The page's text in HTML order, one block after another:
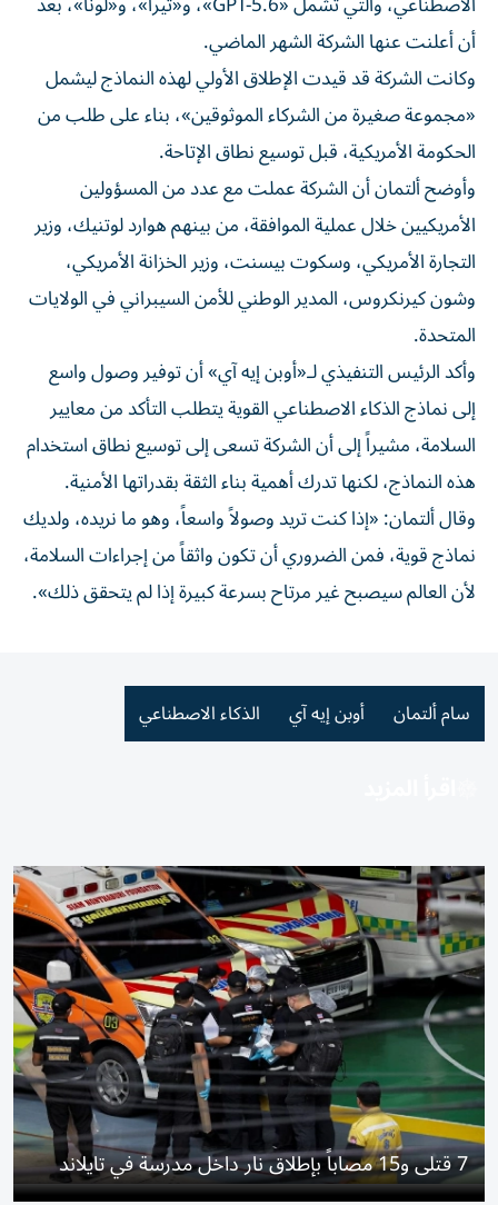
أن أعلنت عنها الشركة الشهر الماضي.
وكانت الشركة قد قيدت الإطلاق الأولي لهذه النماذج ليشمل
«مجموعة صغيرة من الشركاء الموثوقين»، بناء على طلب من
الحكومة الأمريكية، قبل توسيع نطاق الإتاحة.
وأوضح ألتمان أن الشركة عملت مع عدد من المسؤولين
الأمريكيين خلال عملية الموافقة، من بينهم هوارد لوتنيك، وزير
التجارة الأمريكي، وسكوت بيسنت، وزير الخزانة الأمريكي،
وشون كيرنكروس، المدير الوطني للأمن السيبراني في الولايات
المتحدة.
وأكد الرئيس التنفيذي لـ«أوبن إيه آي» أن توفير وصول واسع
إلى نماذج الذكاء الاصطناعي القوية يتطلب التأكد من معايير
السلامة، مشيراً إلى أن الشركة تسعى إلى توسيع نطاق استخدام
هذه النماذج، لكنها تدرك أهمية بناء الثقة بقدراتها الأمنية.
وقال ألتمان: «إذا كنت تريد وصولاً واسعاً، وهو ما نريده، ولديك
نماذج قوية، فمن الضروري أن تكون واثقاً من إجراءات السلامة،
لأن العالم سيصبح غير مرتاح بسرعة كبيرة إذا لم يتحقق ذلك».
سام ألتمان أوبن إيه آي الذكاء الاصطناعي
7 قتلى و15 مصاباً بإطلاق نار داخل مدرسة في تايلاند